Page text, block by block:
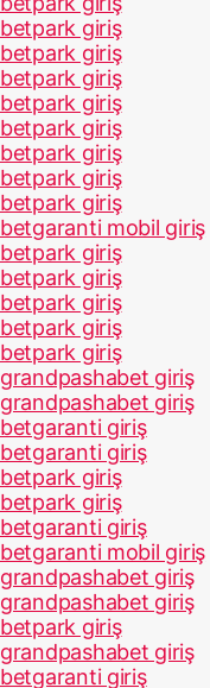
betpark giriş
betpark giriş
betpark giriş
betpark giriş
betpark giriş
betpark giriş
betpark giriş
betpark giriş
betgaranti mobil giriş
betpark giriş
betpark giriş
betpark giriş
betpark giriş
betpark giriş
grandpashabet giriş
grandpashabet giriş
betgaranti giriş
betgaranti giriş
betpark giriş
betpark giriş
betgaranti giriş
betgaranti mobil giriş
grandpashabet giriş
grandpashabet giriş
betpark giriş
grandpashabet giriş
betgaranti giriş